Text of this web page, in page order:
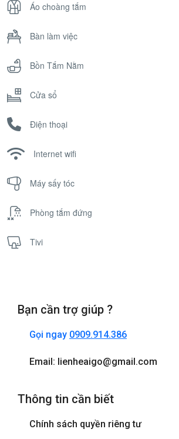
Áo choàng tắm
Bàn làm việc
Bồn Tắm Nằm
Cửa sổ
Điện thoại
Internet wifi
Máy sấy tóc
Phòng tắm đứng
Tivi
Bạn cần trợ giúp ?
Gọi ngay 0909.914.386
Email: lienheaigo@gmail.com
Thông tin cần biết
Chính sách quyền riêng tư